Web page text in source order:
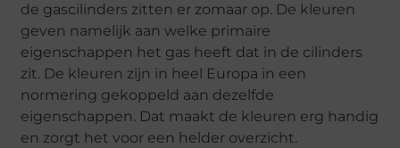
de gascilinders zitten er zomaar op. De kleuren
geven namelijk aan welke primaire
eigenschappen het gas heeft dat in de cilinders
zit. De kleuren zijn in heel Europa in een
normering gekoppeld aan dezelfde
eigenschappen. Dat maakt de kleuren erg handig
en zorgt het voor een helder overzicht.